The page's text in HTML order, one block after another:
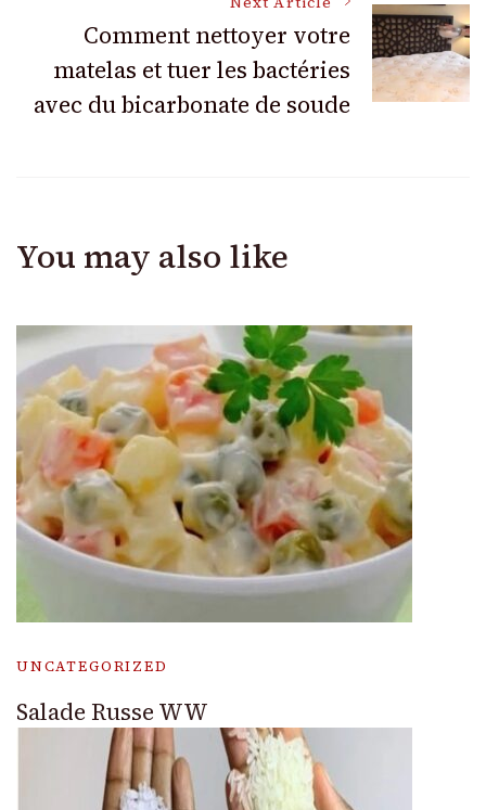
Comment nettoyer votre
matelas et tuer les bactéries
avec du bicarbonate de soude
You may also like
UNCATEGORIZED
Salade Russe WW